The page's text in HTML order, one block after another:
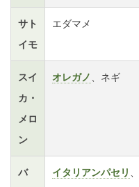
サト
イモ
エダマメ
スイ
カ・
メロ
ン
オレガノ 、ネギ
バ
イタリアンパセリ